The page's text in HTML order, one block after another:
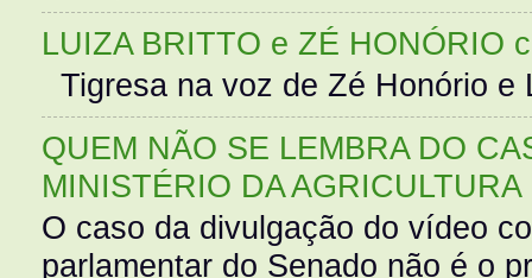
LUIZA BRITTO e ZÉ HONÓRIO
Tigresa na voz de Zé Honório
QUEM NÃO SE LEMBRA DO
MINISTÉRIO DA AGRICULTURA
O caso da divulgação do vídeo
parlamentar do Senado não é o